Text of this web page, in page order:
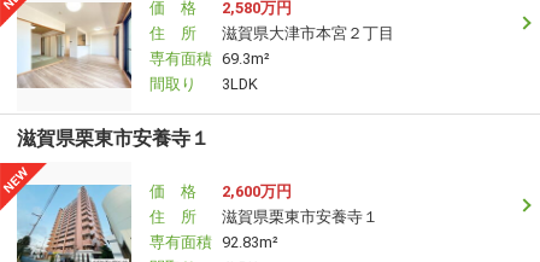
価 格
2,580万円
住 所
滋賀県大津市本宮２丁目
専有面積 69.3m²
間取り
3LDK
滋賀県栗東市安養寺１
価 格
2,600万円
住 所
滋賀県栗東市安養寺１
専有面積 92.83m²